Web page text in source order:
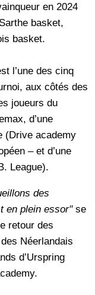
en 2024
basket,
basket.
l’une des cinq
aux côtés des
joueurs du
d’une
(Drive academy
– et d’une
League).
des
en plein essor"se
retour des
Néerlandais
d’Urspring